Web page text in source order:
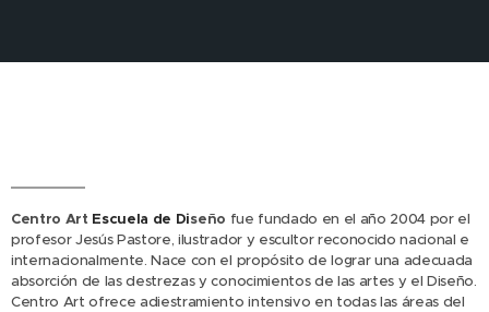
Centro Art Escuela de Diseño fue fundado en el año 2004 por el
profesor Jesús Pastore, ilustrador y escultor reconocido nacional e
internacionalmente. Nace con el propósito de lograr una adecuada
absorción de las destrezas y conocimientos de las artes y el Diseño.
Centro Art ofrece adiestramiento intensivo en todas las áreas del